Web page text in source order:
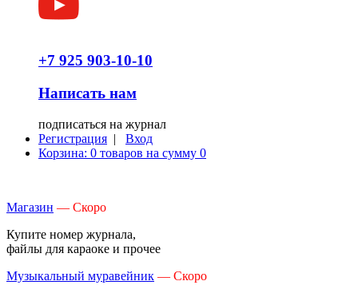
+7 925 903-10-10
Написать нам
подписаться на журнал
Регистрация | Вход
Корзина: 0 товаров на сумму 0
Магазин — Скоро
Купите номер журнала,
файлы для караоке и прочее
Музыкальный муравейник — Скоро